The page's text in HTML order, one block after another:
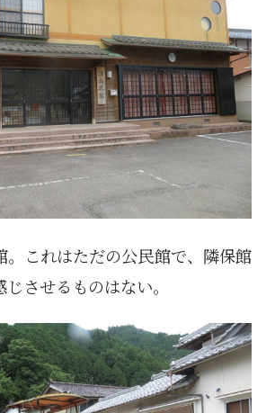
。これはただの公民館で、隣保館
させるものはない。